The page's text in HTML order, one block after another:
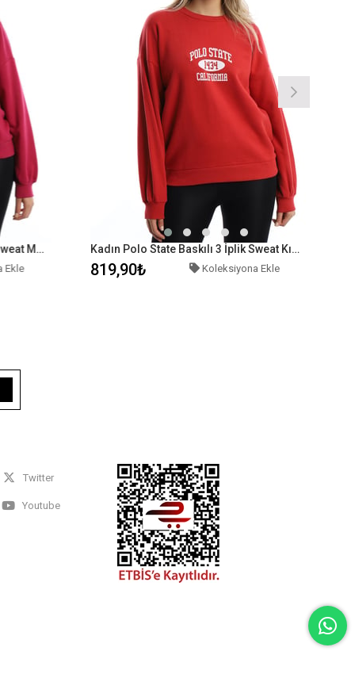
Kadın Polo State Baskılı 3 İplik Sweat Mürdüm
Ekle
Kadın Polo State Baskılı 3 İplik Sweat Kırmızı
819,90₺ Koleksiyona Ekle
Twitter
Youtube